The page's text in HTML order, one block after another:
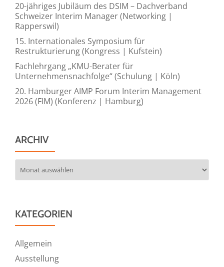
20-jähriges Jubiläum des DSIM – Dachverband
Schweizer Interim Manager (Networking |
Rapperswil)
15. Internationales Symposium für
Restrukturierung (Kongress | Kufstein)
Fachlehrgang „KMU-Berater für
Unternehmensnachfolge“ (Schulung | Köln)
20. Hamburger AIMP Forum Interim Management
2026 (FIM) (Konferenz | Hamburg)
ARCHIV
KATEGORIEN
Allgemein
Ausstellung